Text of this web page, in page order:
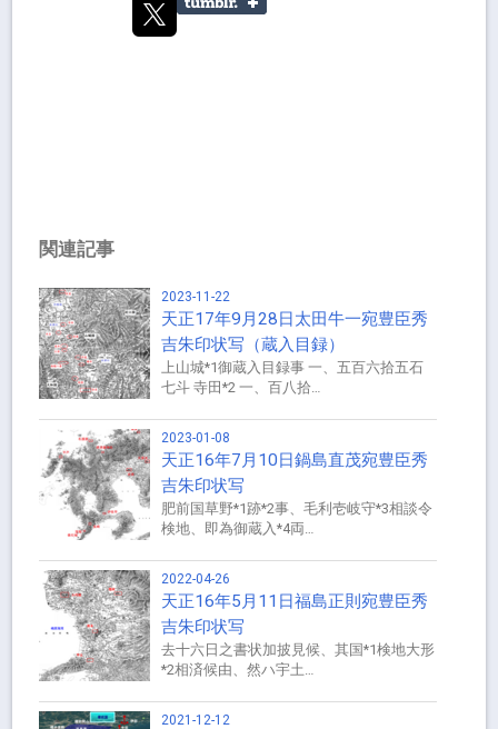
関連記事
2023-11-22
天正17年9月28日太田牛一宛豊臣秀
吉朱印状写（蔵入目録）
上山城*1御蔵入目録事 一、五百六拾五石
七斗 寺田*2 一、百八拾…
2023-01-08
天正16年7月10日鍋島直茂宛豊臣秀
吉朱印状写
肥前国草野*1跡*2事、毛利壱岐守*3相談令
検地、即為御蔵入*4両…
2022-04-26
天正16年5月11日福島正則宛豊臣秀
吉朱印状写
去十六日之書状加披見候、其国*1検地大形
*2相済候由、然ハ宇土…
2021-12-12